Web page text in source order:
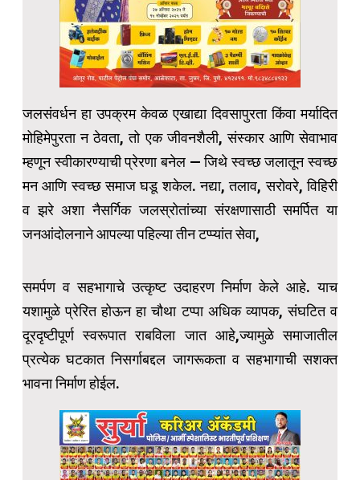
जलसंवर्धन हा उपक्रम केवळ एखाद्या दिवसापुरता किंवा मर्यादित
मोहिमेपुरता न ठेवता, तो एक जीवनशैली, संस्कार आणि सेवाभाव
म्हणून स्वीकारण्याची प्रेरणा बनेल — जिथे स्वच्छ जलातून स्वच्छ
मन आणि स्वच्छ समाज घडू शकेल. नद्या, तलाव, सरोवरे, विहिरी
व झरे अशा नैसर्गिक जलस्रोतांच्या संरक्षणासाठी समर्पित या
जनआंदोलनाने आपल्या पहिल्या तीन टप्प्यांत सेवा,
समर्पण व सहभागाचे उत्कृष्ट उदाहरण निर्माण केले आहे. याच
यशामुळे प्रेरित होऊन हा चौथा टप्पा अधिक व्यापक, संघटित व
दूरदृष्टीपूर्ण स्वरूपात राबविला जात आहे,ज्यामुळे समाजातील
प्रत्येक घटकात निसर्गाबद्दल जागरूकता व सहभागाची सशक्त
भावना निर्माण होईल.